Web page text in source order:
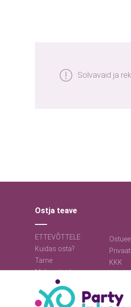
Solvavaid ja
Ostja teave
ETTEVÕTTELE
Kuidas osta?
Tarne
Makseviisid
KKK